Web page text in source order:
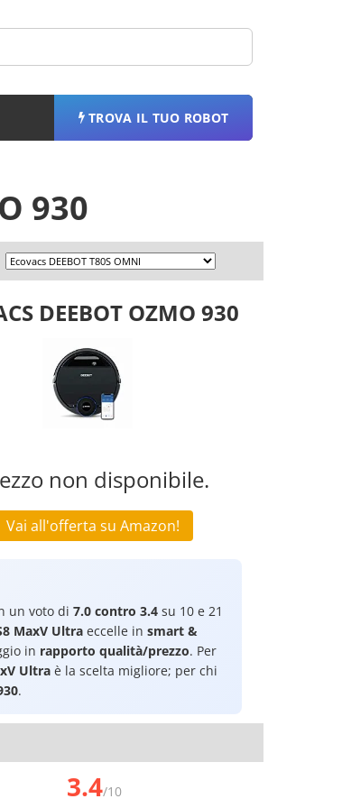
TROVA IL TUO ROBOT
930
DEEBOT OZMO 930
non disponibile.
Vai all'offerta su Amazon!
un voto di 7.0 contro 3.4 su 10 e 21
MaxV Ultra eccelle in smart &
in rapporto qualità/prezzo. Per
Ultra è la scelta migliore; per chi
.
3.4/10